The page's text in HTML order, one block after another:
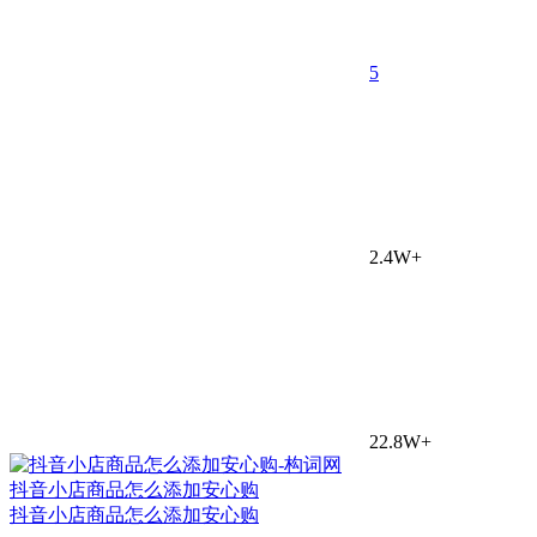
5
2.4W+
22.8W+
抖音小店商品怎么添加安心购
抖音小店商品怎么添加安心购